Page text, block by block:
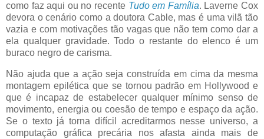
como faz aqui ou no recente Tudo em Família. Laverne Cox
devora o cenário como a doutora Cable, mas é uma vilã tão
vazia e com motivações tão vagas que não tem como dar a
ela qualquer gravidade. Todo o restante do elenco é um
buraco negro de carisma.
Não ajuda que a ação seja construída em cima da mesma
montagem epilética que se tornou padrão em Hollywood e
que é incapaz de estabelecer qualquer mínimo senso de
movimento, energia ou coesão de tempo e espaço da ação.
Se o texto já torna difícil acreditarmos nesse universo, a
computação gráfica precária nos afasta ainda mais de